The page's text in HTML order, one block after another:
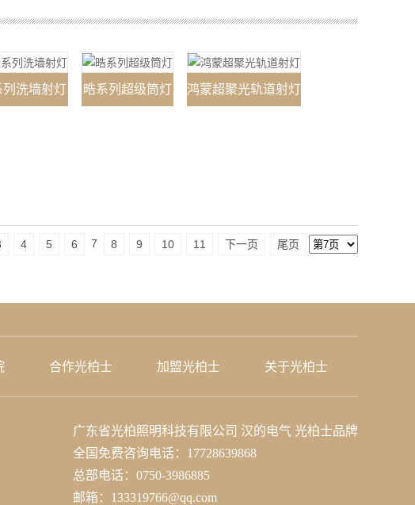
列洗墙射灯 晧系列超级筒灯 鸿蒙超聚光轨道射灯
4 5 6 7 8 9 10 11 下一页 尾页
合作光柏士 加盟光柏士 关于光柏士
广东省光柏照明科技有限公司 汉的电气 光柏士品牌
全国免费咨询电话：17728639868
总部电话：0750-3986885
邮箱：133319766@qq.com